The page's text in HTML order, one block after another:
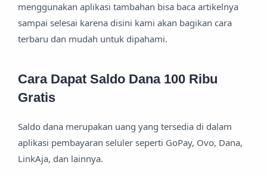
menggunakan aplikasi tambahan bisa baca artikelnya
sampai selesai karena disini kami akan bagikan cara
terbaru dan mudah untuk dipahami.
Cara Dapat Saldo Dana 100 Ribu
Gratis
Saldo dana merupakan uang yang tersedia di dalam
aplikasi pembayaran seluler seperti GoPay, Ovo, Dana,
LinkAja, dan lainnya.